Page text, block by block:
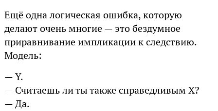
Ещё одна логическая ошибка, которую
делают очень многие — это бездумное
приравнивание импликации к следствию.
Модель:
— Y.
— Считаешь ли ты также справедливым X?
— Да.